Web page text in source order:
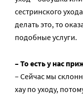
сестринского
делать это, то
подобные услуги.
– То есть у нас
– Сейчас мы
хау по уходу,